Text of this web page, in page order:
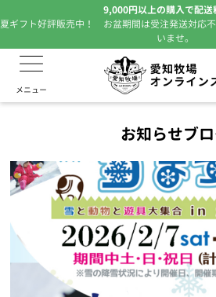
9,000円以上の購入で配
夏ギフト好評販売中！ お盆期間は受注発送対応
いませ。
メニュー
お知らせブ